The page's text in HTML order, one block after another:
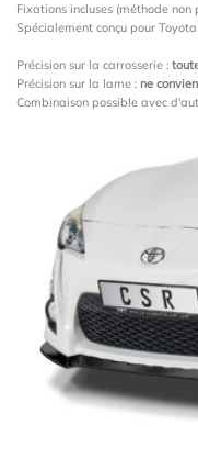
Fixations incluses (méthode
Spécialement conçu pour
Précision sur la carrosserie :
Précision sur la lame : ne
Combinaison possible avec